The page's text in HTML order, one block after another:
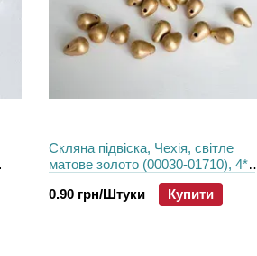
Скляна підвіска, Чехія, світле
матове золото (00030-01710), 4*6
0.90 грн/Штуки
Купити